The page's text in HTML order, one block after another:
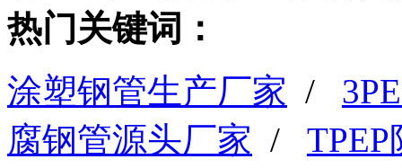
热门关键词：
涂塑钢管生产厂家 /
腐钢管源头厂家 /